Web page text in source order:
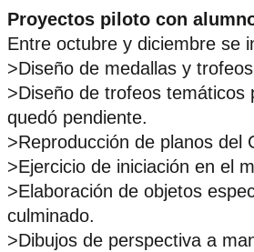
Proyectos piloto con
Entre octubre y diciembre se
>Diseño de medallas y
>Diseño de trofeos
quedó pendiente.
>Reproducción de planos del
>Ejercicio de iniciación en el
>Elaboración de objetos
culminado.
>Dibujos de perspectiva a